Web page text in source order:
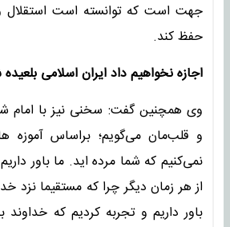
جهت است که توانسته است استقلال و
حفظ کند.
اجازه نخواهیم داد ایران اسلامی
وی همچنین گفت: سخنی نیز با امام
و قلب‌مان می‌گویم؛ براساس آموزه
نمی‌کنیم که شما مرده اید. ما باور
از هر زمان دیگر چرا که مستقیما نزد
باور داریم و تجربه کردیم که خداوند